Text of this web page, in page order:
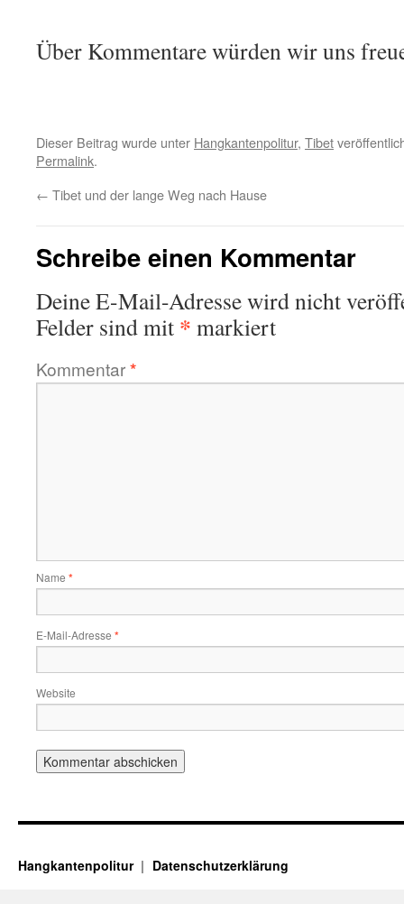
Über Kommentare würden wir uns
Dieser Beitrag wurde unter Hangkantenpolitur, Tibet
Permalink.
← Tibet und der lange Weg nach Hause
Schreibe einen Kommentar
Deine E-Mail-Adresse wird nicht
Felder sind mit * markiert
Kommentar*
Name *
E-Mail-Adresse *
Website
Hangkantenpolitur Datenschutzerklärung